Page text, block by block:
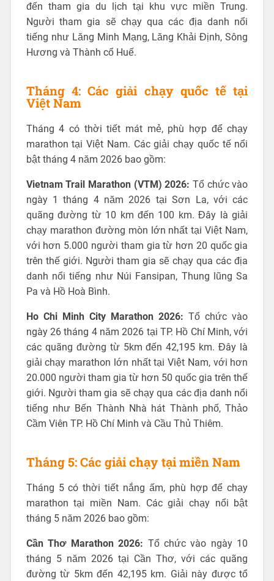
đến tham gia du lịch tại khu vực miền Trung.
Người tham gia sẽ chạy qua các địa danh nổi
tiếng như Lăng Minh Mạng, Lăng Khải Định, Sông
Hương và Thành cổ Huế.
Tháng 4: Các giải chạy quốc tế tại
Việt Nam
Tháng 4 có thời tiết mát mẻ, phù hợp để chạy
marathon tại Việt Nam. Các giải chạy quốc tế nổi
bật tháng 4 năm 2026 bao gồm:
Vietnam Trail Marathon (VTM) 2026: Tổ chức vào
ngày 1 tháng 4 năm 2026 tại Sơn La, với các
quãng đường từ 10 km đến 100 km. Đây là giải
chạy marathon đường mòn lớn nhất tại Việt Nam,
với hơn 5.000 người tham gia từ hơn 20 quốc gia
trên thế giới. Người tham gia sẽ chạy qua các địa
danh nổi tiếng như Núi Fansipan, Thung lũng Sa
Pa và Hồ Hoà Bình.
Ho Chi Minh City Marathon 2026: Tổ chức vào
ngày 26 tháng 4 năm 2026 tại TP. Hồ Chí Minh, với
các quãng đường từ 5km đến 42,195 km. Đây là
giải chạy marathon lớn nhất tại Việt Nam, với hơn
20.000 người tham gia từ hơn 50 quốc gia trên thế
giới. Người tham gia sẽ chạy qua các địa danh nổi
tiếng như Bến Thành Nhà hát Thành phố, Thảo
Cầm Viên TP. Hồ Chí Minh và Cầu Thủ Thiêm.
Tháng 5: Các giải chạy tại miền Nam
Tháng 5 có thời tiết nắng ấm, phù hợp để chạy
marathon tại miền Nam. Các giải chạy nổi bật
tháng 5 năm 2026 bao gồm:
Cần Thơ Marathon 2026: Tổ chức vào ngày 10
tháng 5 năm 2026 tại Cần Thơ, với các quãng
đường từ 5km đến 42,195 km. Giải này được tổ